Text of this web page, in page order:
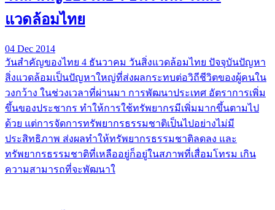
แวดล้อมไทย
04 Dec 2014
วันสำคัญของไทย 4 ธันวาคม วันสิ่งแวดล้อมไทย ปัจจุบันปัญหา
สิ่งแวดล้อมเป็นปัญหาใหญ่ที่ส่งผลกระทบต่อวิถีชีวิตของผู้คนใน
วงกว้าง ในช่วงเวลาที่ผ่านมา การพัฒนาประเทศ อัตราการเพิ่ม
ขึ้นของประชากร ทำให้การใช้ทรัพยากรมีเพิ่มมากขึ้นตามไป
ด้วย แต่การจัดการทรัพยากรธรรมชาติเป็นไปอย่างไม่มี
ประสิทธิภาพ ส่งผลทำให้ทรัพยากรธรรมชาติลดลง และ
ทรัพยากรธรรมชาติที่เหลืออยู่ก็อยู่ในสภาพที่เสื่อมโทรม เกิน
ความสามารถที่จะพัฒนาใ